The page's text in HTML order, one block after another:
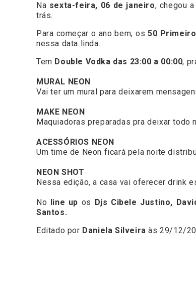
Na sexta-feira, 06 de janeiro, chegou
trás.
Para começar o ano bem, os50
nessa data linda.
Tem Double Vodka das 23:00 a 00:00,
MURAL NEON
Vai ter um mural para deixarem
MAKE NEON
Maquiadoras preparadas pra deixar todo
ACESSÓRIOS NEON
Um time de Neon ficará pela noite
NEON SHOT
Nessa edição, a casa vai oferecer drink
No line up os
Djs Cibele Justino,
Santos.
Editado por Daniela Silveira às 29/12/